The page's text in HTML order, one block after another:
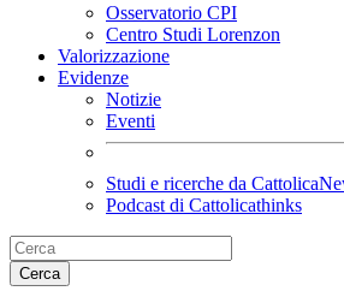
Osservatorio CPI
Centro Studi Lorenzon
Valorizzazione
Evidenze
Notizie
Eventi
Studi e ricerche da
Podcast di Cattolicathinks
Cerca